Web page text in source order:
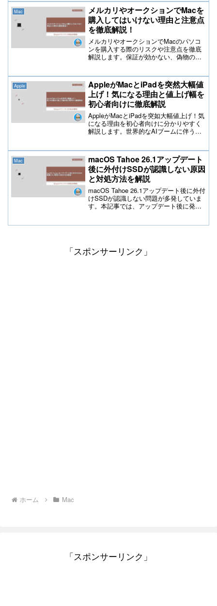
ておりますので参考にして下さい。
Mac
メルカリやオークションでMacを
購入してはいけない理由と注意点
を徹底解説！
メルカリやオークションでMacのパソコ
ンを購入する際のリスクや注意点を徹底
解説します。保証が効かない、偽物の可
す。この記事を読んで、安心してMacを
購入するための知識を得ましょう！
Apple
AppleがMacとiPadを突然大幅値
上げ！気になる理由と値上げ幅を
初心者向けに徹底解説
AppleがMacとiPadを突如大幅値上げ！気
になる理由を初心者向けに分かりやすく
解説します。世界的なAIブームに伴うメ
詳しい値上げ幅や、今からできる認定整
備済製品などの賢い対策まで役立つ情報
を網羅。
Mac
macOS Tahoe 26.1アップデート
後に外付けSSDが認識しない原因
と対処方法を解説
macOS Tahoe 26.1アップデート後に外付
けSSDが認識しない問題が多発していま
す。本記事では、アップデート後に発生
「スポンサーリンク」
ホーム Mac
「スポンサーリンク」